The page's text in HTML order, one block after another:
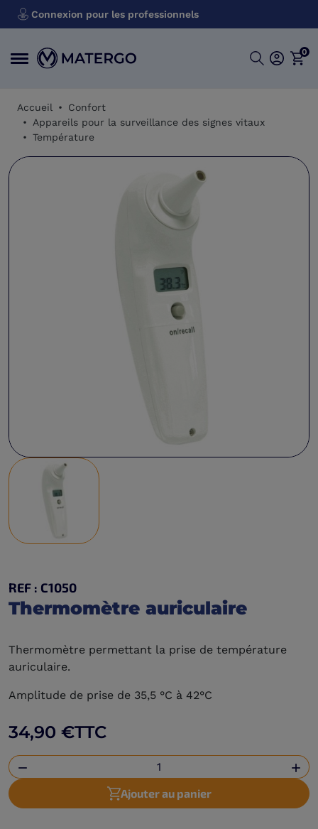
Connexion pour les professionnels
0
Accueil
Confort
Appareils pour la surveillance des signes vitaux
Température
REF : C1050
Thermomètre auriculaire
Thermomètre permettant la prise de température
auriculaire.
Amplitude de prise de 35,5 °C à 42°C
34,90 €TTC
 
Ajouter au panier